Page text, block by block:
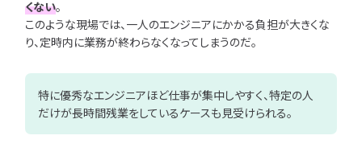
くない。
このような現場では、一人のエンジニアにかかる負担が大きくな
り、定時内に業務が終わらなくなってしまうのだ。
特に優秀なエンジニアほど仕事が集中しやすく、特定の人
だけが長時間残業をしているケースも見受けられる。